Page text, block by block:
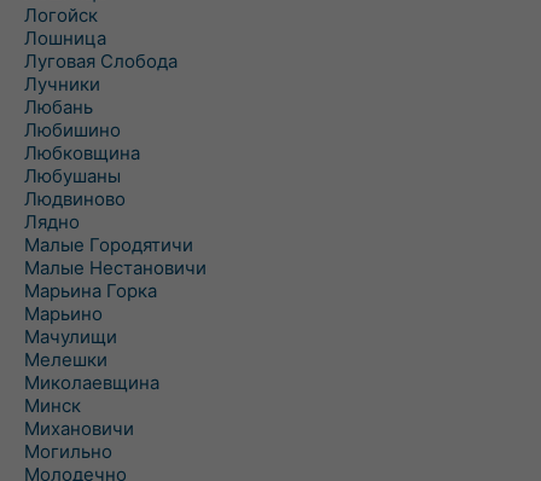
Логойск
Лошница
Луговая Слобода
Лучники
Любань
Любишино
Любковщина
Любушаны
Людвиново
Лядно
Малые Городятичи
Малые Нестановичи
Марьина Горка
Марьино
Мачулищи
Мелешки
Миколаевщина
Минск
Михановичи
Могильно
Молодечно